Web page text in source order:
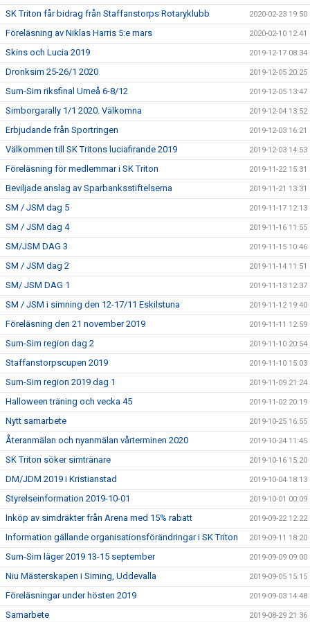
SK Triton får bidrag från Staffanstorps Rotaryklubb 2020-02-23 19:50
Föreläsning av Niklas Harris 5:e mars 2020-02-10 12:41
Skins och Lucia 2019 2019-12-17 08:34
Dronksim 25-26/1 2020 2019-12-05 20:25
Sum-Sim riksfinal Umeå 6-8/12 2019-12-05 13:47
Simborgarally 1/1 2020. Välkomna 2019-12-04 13:52
Erbjudande från Sportringen 2019-12-03 16:21
Välkommen till SK Tritons luciafirande 2019 2019-12-03 14:53
Föreläsning för medlemmar i SK Triton 2019-11-22 15:31
Beviljade anslag av Sparbanksstiftelserna 2019-11-21 13:31
SM / JSM dag 5 2019-11-17 12:13
SM / JSM dag 4 2019-11-16 11:55
SM/JSM DAG 3 2019-11-15 10:46
SM / JSM dag 2 2019-11-14 11:51
SM/ JSM DAG 1 2019-11-13 12:37
SM / JSM i simning den 12-17/11 Eskilstuna 2019-11-12 19:40
Föreläsning den 21 november 2019 2019-11-11 12:59
Sum-Sim region dag 2 2019-11-10 20:54
Staffanstorpscupen 2019 2019-11-10 15:03
Sum-Sim region 2019 dag 1 2019-11-09 21:24
Halloween träning och vecka 45 2019-11-02 20:19
Nytt samarbete 2019-10-25 16:55
Återanmälan och nyanmälan vårterminen 2020 2019-10-24 11:45
SK Triton söker simtränare 2019-10-16 15:20
DM/JDM 2019 i Kristianstad 2019-10-04 18:13
Styrelseinformation 2019-10-01 2019-10-01 00:09
Inköp av simdräkter från Arena med 15% rabatt 2019-09-22 12:22
Information gällande organisationsförändringar i SK Triton 2019-09-11 18:20
Sum-Sim läger 2019 13-15 september 2019-09-09 09:00
Niu Mästerskapen i Siming, Uddevalla 2019-09-05 15:15
Föreläsningar under hösten 2019 2019-09-03 14:48
Samarbete 2019-08-29 21:36